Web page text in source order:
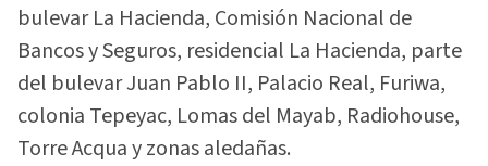
bulevar La Hacienda, Comisión Nacional de
Bancos y Seguros, residencial La Hacienda, parte
del bulevar Juan Pablo II, Palacio Real, Furiwa,
colonia Tepeyac, Lomas del Mayab, Radiohouse,
Torre Acqua y zonas aledañas.